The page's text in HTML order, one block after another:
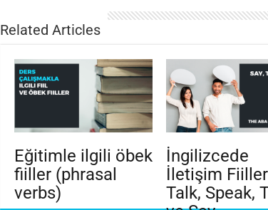
Related Articles
Eğitimle ilgili öbek
fiiller (phrasal
verbs)
İngilizcede
İletişim
Talk, Speak,